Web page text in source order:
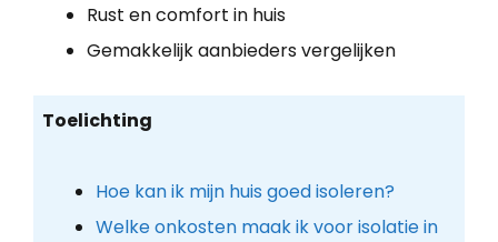
Rust en comfort in huis
Gemakkelijk aanbieders vergelijken
Toelichting
Hoe kan ik mijn huis goed isoleren?
Welke onkosten maak ik voor isolatie in